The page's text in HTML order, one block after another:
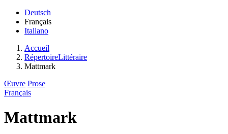
Deutsch
Français
Italiano
Accueil
RépertoireLittéraire
Mattmark
Œuvre Prose
Français
Mattmark